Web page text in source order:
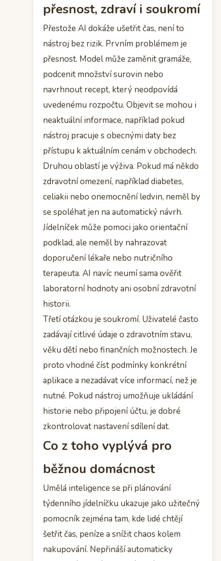
přesnost, zdraví i soukromí
Přestože AI dokáže ušetřit čas, není to
nástroj bez rizik. Prvním problémem je
přesnost. Model může zaměnit gramáže,
podcenit množství surovin nebo
navrhnout recept, který neodpovídá
uvedenému rozpočtu. Objevit se mohou i
neaktuální informace, například pokud
nástroj pracuje s obecnými daty bez
přístupu k aktuálním cenám v obchodech.
Druhou oblastí je výživa. Pokud má někdo
zdravotní omezení, například diabetes,
celiakii nebo onemocnění ledvin, neměl by
se spoléhat jen na automatický návrh.
Jídelníček může pomoci jako orientační
podklad, ale neměl by nahrazovat
doporučení lékaře nebo nutričního
terapeuta. AI navíc neumí sama ověřit
laboratorní hodnoty ani osobní zdravotní
historii.
Třetí otázkou je soukromí. Uživatelé často
zadávají citlivé údaje o zdravotním stavu,
věku dětí nebo finančních možnostech. Je
proto vhodné číst podmínky konkrétní
aplikace a nezadávat více informací, než je
nutné. Pokud nástroj umožňuje ukládání
historie nebo připojení účtu, je dobré
zkontrolovat nastavení sdílení dat.
Co z toho vyplývá pro
běžnou domácnost
Umělá inteligence se při plánování
týdenního jídelníčku ukazuje jako užitečný
pomocník zejména tam, kde lidé chtějí
šetřit čas, peníze a snížit chaos kolem
nakupování. Nepřináší automaticky